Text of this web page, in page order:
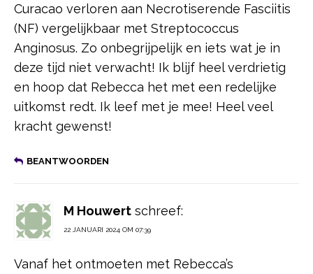
Curacao verloren aan Necrotiserende Fasciitis
(NF) vergelijkbaar met Streptococcus
Anginosus. Zo onbegrijpelijk en iets wat je in
deze tijd niet verwacht! Ik blijf heel verdrietig
en hoop dat Rebecca het met een redelijke
uitkomst redt. Ik leef met je mee! Heel veel
kracht gewenst!
BEANTWOORDEN
M Houwert schreef:
22 JANUARI 2024 OM 07:39
Vanaf het ontmoeten met Rebecca’s